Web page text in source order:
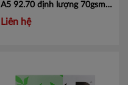
A5 92.70 định lượng 70gsm
500 tờ/ ram
Liên hệ